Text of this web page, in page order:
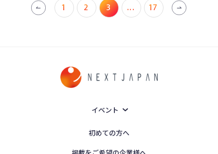
1 2 3 ... 17
イベント
初めての方へ